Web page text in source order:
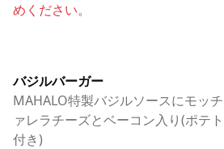
めください。
バジルバーガー
MAHALO特製バジルソースにモッチ
ァレラチーズとベーコン入り(ポテト
付き)